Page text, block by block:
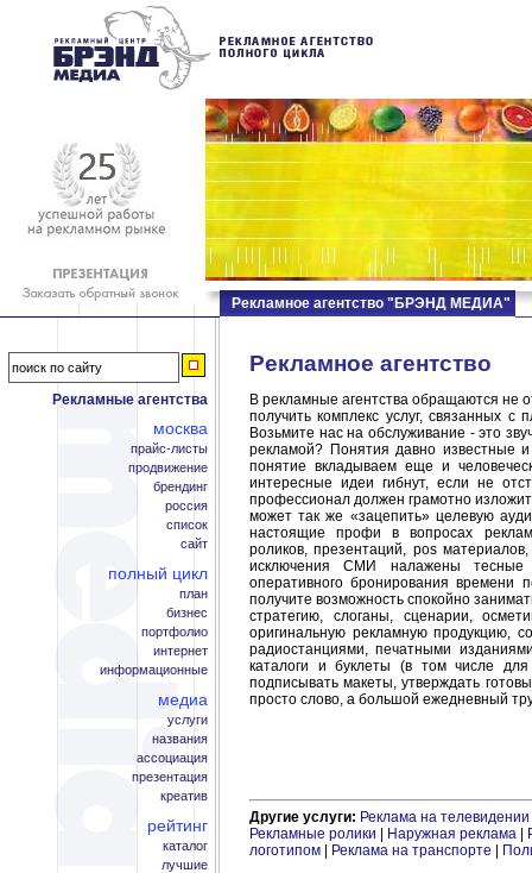
Рекламные агентства
москва
прайс-листы
продвижение
брендинг
россия
список
сайт
полный цикл
план
бизнес
портфолио
интернет
информационные
медиа
услуги
названия
ассоциация
презентация
креатив
рейтинг
каталог
лучшие
Рекламное агентство "БРЭНД МЕДИА"
Рекламное агентство
В рекламные агентства обращаются не
получить комплекс услуг, связанных
Возьмите нас на обслуживание - это
рекламой? Понятия давно известные
понятие вкладываем еще и
интересные идеи гибнут, если не
профессионал должен грамотно
может так же «зацепить» целевую
настоящие профи в вопросах
роликов, презентаций, pos
исключения СМИ налажены тесные
оперативного бронирования времени
получите возможность спокойно
стратегию, слоганы, сценарии,
оригинальную рекламную продукцию,
радиостанциями, печатными
каталоги и буклеты (в том числе для
подписывать макеты, утверждать
просто слово, а большой ежедневный
Другие услуги: Реклама на телевидении
Рекламные ролики
Наружная реклама
логотипом
Реклама на транспорте